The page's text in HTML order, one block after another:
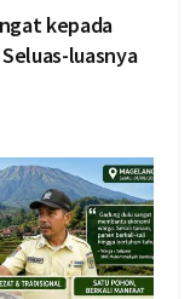
kepada
luasnya